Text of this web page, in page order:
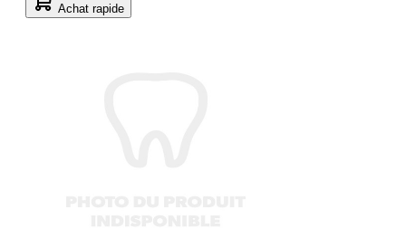
Achat rapide